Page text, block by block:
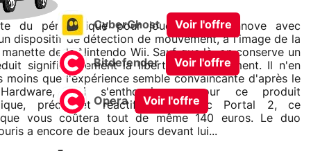
du périphérique pour joueur, Razer innove avec
dispositif de détection de mouvement, à l'image de la
de la Nintendo Wii. Sauf que là, on conserve un
significativement la liberté de mouvement. Il n'en
moins que l'expérience semble convaincante d'après le
qui s'enthousiasme pour ce produit
précis et réactif. Livré avec Portal 2, ce
vous coûtera tout de même 140 euros. Le duo
a encore de beaux jours devant lui...
CyberGhost Voir l'offre
Bitdefender Voir l'offre
Opera Voir l'offre